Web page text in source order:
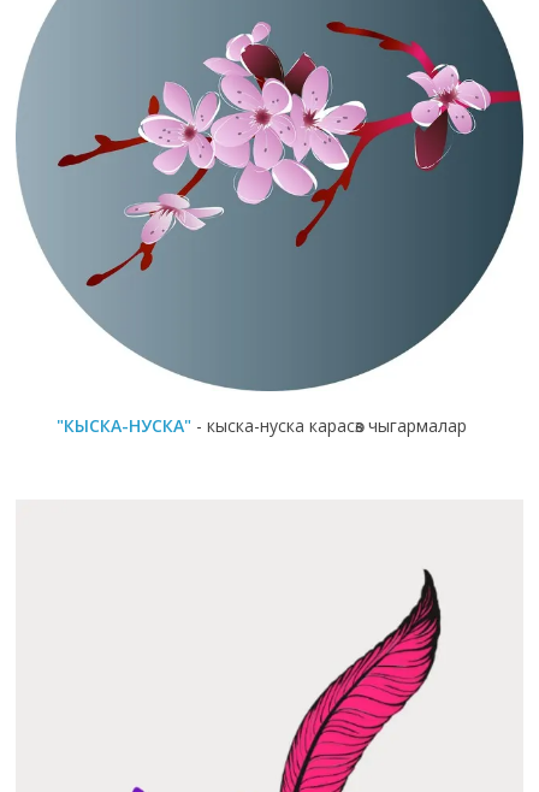
"КЫСКА-НУСКА" - кыска-нуска карасөз чыгармалар